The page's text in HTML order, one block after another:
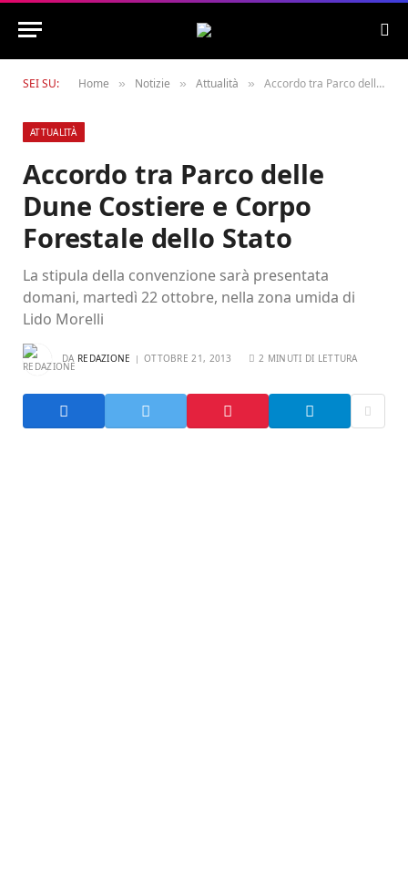
SEI SU: Home » Notizie » Attualità » Accordo tra Parco delle Dune Costiere e Corpo Forestale dello Stato
ATTUALITÀ
Accordo tra Parco delle
Dune Costiere e Corpo
Forestale dello Stato
La stipula della convenzione sarà presentata
domani, martedì 22 ottobre, nella zona umida di
Lido Morelli
DA REDAZIONE OTTOBRE 21, 2013 2 MINUTI DI LETTURA